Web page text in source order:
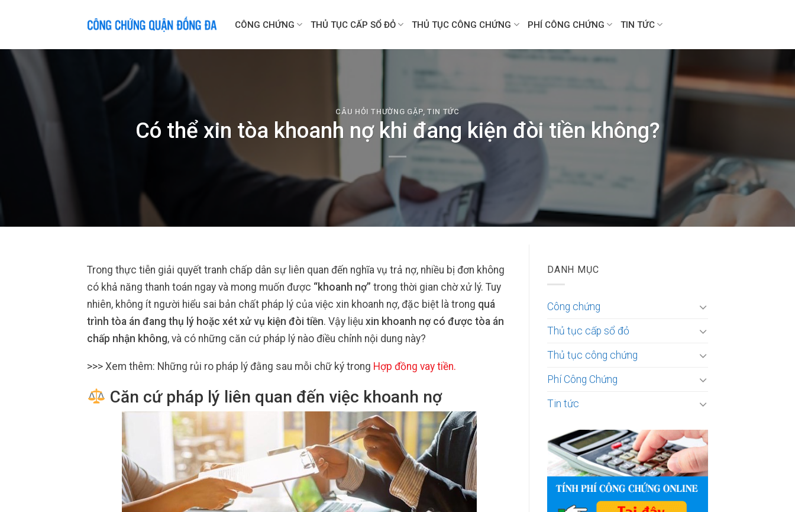
CÔNG CHỨNG THỦ TỤC CẤP SỔ ĐỎ THỦ TỤC CÔNG CHỨNG PHÍ CÔNG CHỨNG TIN TỨC
CÂU HỎI THƯỜNG GẶP,TIN TỨC
Có thể xin tòa khoanh nợ khi đang kiện đòi tiền không?
Trong thực tiễn giải quyết tranh chấp dân sự liên quan đến nghĩa vụ trả nợ, nhiều bị đơn không
có khả năng thanh toán ngay và mong muốn được “khoanh nợ” trong thời gian chờ xử lý. Tuy
nhiên, không ít người hiểu sai bản chất pháp lý của việc xin khoanh nợ, đặc biệt là trong quá
trình tòa án đang thụ lý hoặc xét xử vụ kiện đòi tiền. Vậy liệu xin khoanh nợ có được tòa án
chấp nhận không, và có những căn cứ pháp lý nào điều chỉnh nội dung này?
>>> Xem thêm: Những rủi ro pháp lý đằng sau mỗi chữ ký trong Hợp đồng vay tiền.
Căn cứ pháp lý liên quan đến việc khoanh nợ
DANH MỤC
Công chứng
Thủ tục cấp sổ đỏ
Thủ tục công chứng
Phí Công Chứng
Tin tức